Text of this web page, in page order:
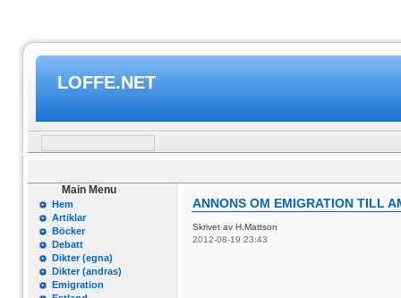
LOFFE.NET
Main Menu
Hem
Artiklar
Böcker
Debatt
Dikter (egna)
Dikter (andras)
Emigration
ANNONS OM EMIGRATION TILL
Skrivet av H.Mattson
2012-08-19 23:43